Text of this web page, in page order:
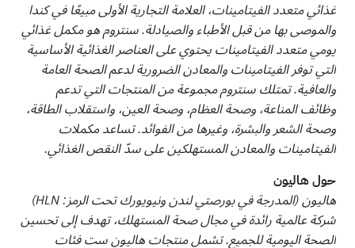
غذائي متعدد الفيتامينات، العلامة التجارية الأولى مبيعًا في كندا
والموصى بها من قبل الأطباء والصيادلة. سنتروم هو مكمل غذائي
يومي متعدد الفيتامينات يحتوي على العناصر الغذائية الأساسية
التي توفر الفيتامينات والمعادن الضرورية لدعم الصحة العامة
والعافية. تمتلك سنتروم مجموعة من المنتجات التي تدعم
وظائف المناعة، وصحة العظام، وصحة العين، واستقلاب الطاقة،
وصحة الشعر والبشرة، وغيرها من الفوائد. تساعد مكملات
الفيتامينات والمعادن المستهلكين على سدّ النقص الغذائي.
حول هاليون
هاليون (المدرجة في بورصتي لندن ونيويورك تحت الرمز: HLN)
شركة عالمية رائدة في مجال صحة المستهلك، تهدف إلى تحسين
الصحة اليومية للجميع. تشمل منتجات هاليون ست فئات